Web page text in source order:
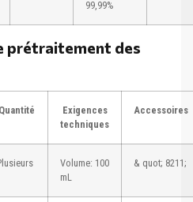
99,99%
prétraitement des
Quantité
Exigences
techniques
Accessoires
Volume: 100
mL
& quot; 8211;